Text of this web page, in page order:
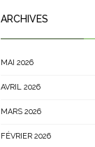
ARCHIVES
MAI 2026
AVRIL 2026
MARS 2026
FÉVRIER 2026